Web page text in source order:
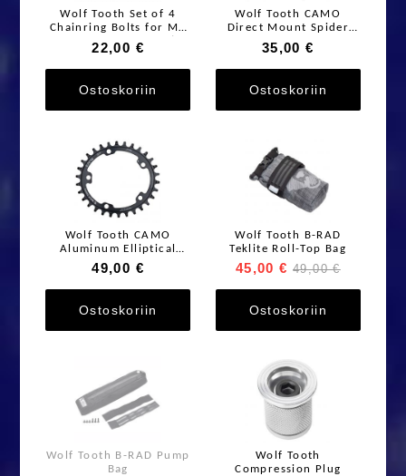
Wolf Tooth Set of 4
Chainring Bolts for M8
threaded chainrings (10
mm long)
22,00 €
Ostoskoriin
Wolf Tooth CAMO
Direct Mount Spider
For Race Face Cinch
35,00 €
Ostoskoriin
Wolf Tooth CAMO
Aluminum Elliptical
Chainring
49,00 €
Ostoskoriin
Wolf Tooth B-RAD
Teklite Roll-Top Bag
45,00 € 49,00 €
Ostoskoriin
Wolf Tooth B-RAD Pump
Bag
Wolf Tooth
Compression Plug